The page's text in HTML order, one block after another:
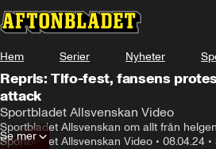
Hem Serier Nyheter
Repris: Tifo-fest, fansens
attack
Sportbladet Allsvenskan Video
Sportbladet Allsvenskan om allt från
Sportbladet Allsvenskan Video • 08.04.24 •
Se mer